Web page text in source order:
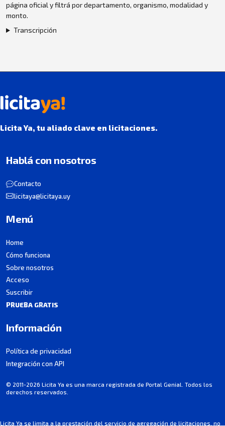
página oficial y filtrá por departamento, organismo, modalidad y
monto.
Transcripción
Licita Ya, tu aliado clave en licitaciones.
Licita Ya se limita a la prestación del servicio de agregación de licitaciones, no
Hablá con nosotros
Contacto
licitaya@licitaya.uy
Menú
Home
Cómo funciona
Sobre nosotros
Acceso
Suscribir
PRUEBA GRATIS
Información
Política de privacidad
Integración con API
© 2011-2026 Licita Ya es una marca registrada de Portal Genial. Todos los
derechos reservados.